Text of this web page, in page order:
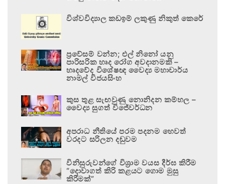
විශ්වවිද්‍යාල කඩඉම් ලකුණු නිකුත් කෙරේ
ප්‍රවේසම් වන්න; එල් නිනෝ යනු
පාරිසරික හෘද රෝග අවදානමකි –
හෘදවේද විශේෂඥ වෛද්‍ය මහාචාර්ය
නාමල් විජයසිංහ
කුස තුළ සැඟවුණු නොනිදන කම්හල –
වෛද්‍ය සුගත් විජේවර්ධන
අපරාධ නීතියේ පරම පදනම හෙවත්
වරදට සරිලන දඬුවම
විනිසුරුවන්ගේ විශ්‍රාම වයස දීර්ඝ කිරීම
“දොවාගත් කිරි කළයට ගොම මුසු
කිරීමක්”